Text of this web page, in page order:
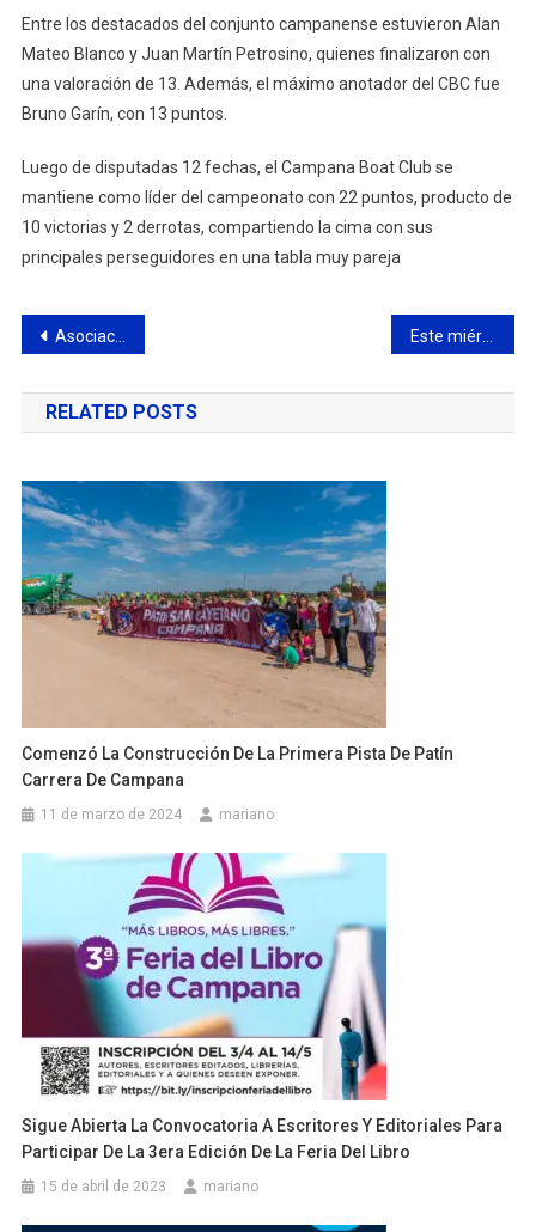
Entre los destacados del conjunto campanense estuvieron Alan
Mateo Blanco y Juan Martín Petrosino, quienes finalizaron con
una valoración de 13. Además, el máximo anotador del CBC fue
Bruno Garín, con 13 puntos.
Luego de disputadas 12 fechas, el Campana Boat Club se
mantiene como líder del campeonato con 22 puntos, producto de
10 victorias y 2 derrotas, compartiendo la cima con sus
principales perseguidores en una tabla muy pareja
Navegación
de
entradas
Asociación Civil Isleños unidos II: Convocatoria a reempadronamiento de socios a diciembre 2019
RELATED POSTS
Comenzó La Construcción De La Primera Pista De Patín
Carrera De Campana
11 de marzo de 2024 mariano
Sigue Abierta La Convocatoria A Escritores Y Editoriales Para
Participar De La 3era Edición De La Feria Del Libro
15 de abril de 2023 mariano